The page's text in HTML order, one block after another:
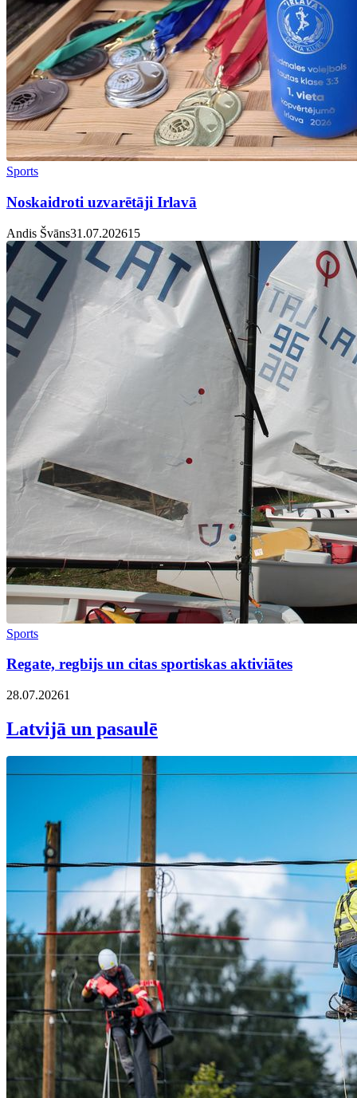
Sports
Noskaidroti uzvarētāji Irlavā
Andis Švāns31.07.20261 5
Sports
Regate, regbijs un citas sportiskas aktiviātes
28.07.20261
Latvijā un pasaulē